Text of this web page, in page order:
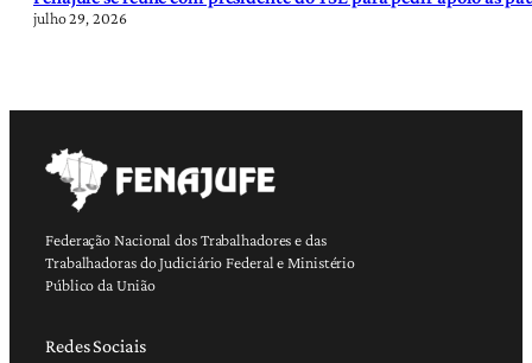
julho 29, 2026
Federação Nacional dos Trabalhadores e das
Trabalhadoras do Judiciário Federal e Ministério
Público da União
Redes Sociais